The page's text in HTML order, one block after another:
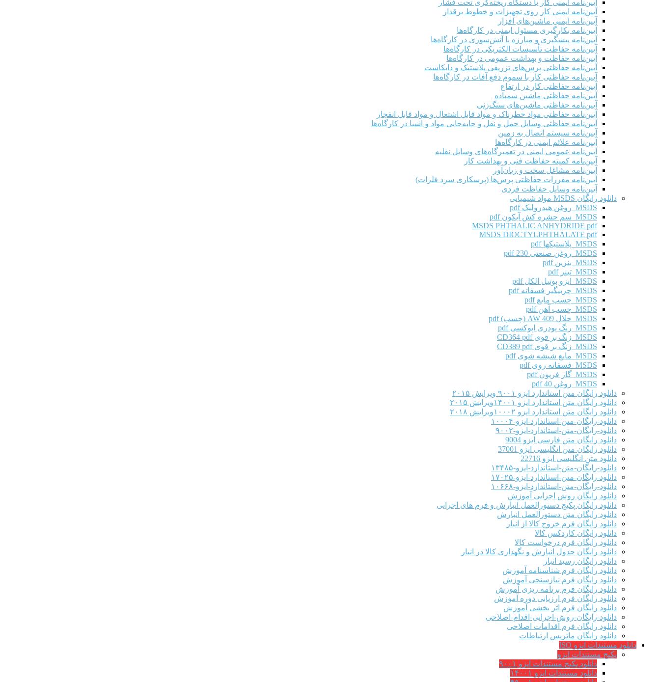
آیین‌نامه ایمنی کار با دستگاه ریخته‌گری تحت فشار
آیین‌نامه ایمنی کار روی تجهیزات و خطوط برقدار
آیین‌نامه ایمنی ماشین‌های افزار
آیین‌نامه بکارگیری مسئول ایمنی در کارگاه‌ها
آیین‌نامه پیشگیری و مبارزه با آتش‌سوزی در کارگاه‌ها
آیین‌نامه حفاظت تأسیسات الکتریکی در کارگاه‌ها
آیین‌نامه حفاظت و بهداشت عمومی در کارگاه‌ها
آیین‌نامه حفاظتی پرس‌های تزریقی پلاستیک و دایکاست
آیین‌نامه حفاظتی کار با سموم دفع آفات در کارگاه‌ها
آیین‌نامه حفاظتی کار در ارتفاع
آیین‌نامه حفاظتی ماشین سمباده
آیین‌نامه حفاظتی ماشین‌های سنگ‌زنی
آیین‌نامه حفاظتی مواد خطرناک و مواد قابل اشتعال و مواد قابل انفجار
آیین‌نامه حفاظتی وسایل حمل و نقل و جابه‌جایی مواد و اشیا در کارگاه‌ها
آیین‌نامه سیستم اتصال به زمین
آیین‌نامه علائم ایمنی در کارگاه‌ها
آیین‌نامه عمومی ایمنی در تعمیرگاه‌های وسایل نقلیه
آیین‌نامه کمیته حفاظت فنی و بهداشت کار
آیین‌نامه مشاغل سخت و زیان‌آور
آیین‌نامه مقررات حفاظتی پرس‌ها (پرسکاری سرد فلزات)
آیین‌نامه وسایل حفاظت فردی
دانلود رایگان MSDS مواد شیمیایی
MSDS روغن هیدرولیک pdf
MSDS سم حشره کش آیکون pdf
MSDS PHTHALIC ANHYDRIDE pdf
MSDS DIOCTYLPHTHALATE pdf
MSDS پلاستیکها pdf
MSDS روغن صنعتی 230 pdf
MSDS بنزین pdf
MSDS تینر pdf
MSDS ایزو بوتیل الکل pdf
MSDS چربیگیر فسفاته pdf
MSDS چسب مایع pdf
MSDS چسب آهن pdf
MSDS حلال AW 409 (چسب) pdf
MSDS رنگ پودری اپوکسی pdf
MSDS زنگ بر قوی CD364 pdf
MSDS زنگ بر قوی CD389 pdf
MSDS مایع شیشه شوی pdf
MSDS فسفاته روی pdf
MSDS گاز فریون pdf
MSDS روغن 40 pdf
دانلود رایگان متن استاندارد ایزو ۹۰۰۱ ویرایش ۲۰۱۵
دانلود رایگان متن استاندارد ایزو ۱۴۰۰۱ویرایش ۲۰۱۵
دانلود رایگان متن استاندارد ایزو ۱۰۰۰۲ویرایش ۲۰۱۸
دانلود-رایگان-متن-استاندارد-ایزو-۱۰۰۰۴
دانلود-رایگان-متن-استاندارد-ایزو-۹۰۰۲
دانلود رایگان متن فارسی ایزو 9004
دانلود رایگان متن انگلیسی ایزو 37001
دانلود متن انگلیسی ایزو 22716
دانلود-رایگان-متن-استاندارد-ایزو-۱۳۴۸۵
دانلود-رایگان-متن-استاندارد-ایزو-۱۷۰۲۵
دانلود-رایگان-متن-استاندارد-ایزو-۱۰۶۶۸
دانلود رایگان روش اجرایی آموزش
دانلود رایگان پکیج دستورالعمل انبارش و فرم های اجرایی
دانلود رایگان متن دستورالعمل انبارش
دانلود رایگان فرم خروج کالا از انبار
دانلود رایگان کاردکس کالا
دانلود رایگان فرم درخواست کالا
دانلود رایگان جدول انبارش و نگهداری کالا در انبار
دانلود رایگان رسید انبار
دانلود رایگان فرم شناسنامه آموزش
دانلود رایگان فرم نیازسنجی آموزش
دانلود رایگان فرم برنامه ریزی آموزش
دانلود رایگان فرم ارزیابی دوره آموزش
دانلود رایگان فرم اثر بخشی آموزش
دانلود-رایگان-روش-اجرایی-اقدام-اصلاحی
دانلود رایگان فرم اقدامات اصلاحی
دانلود رایگان ماتریس ارتباطات
دانلود مستندات ایزو ISO
پکیج مستندات ایزو
دانلود پکیج مستندات ایزو ۹۰۰۱
دانلود مستندات ایزو ۱۴۰۰۱